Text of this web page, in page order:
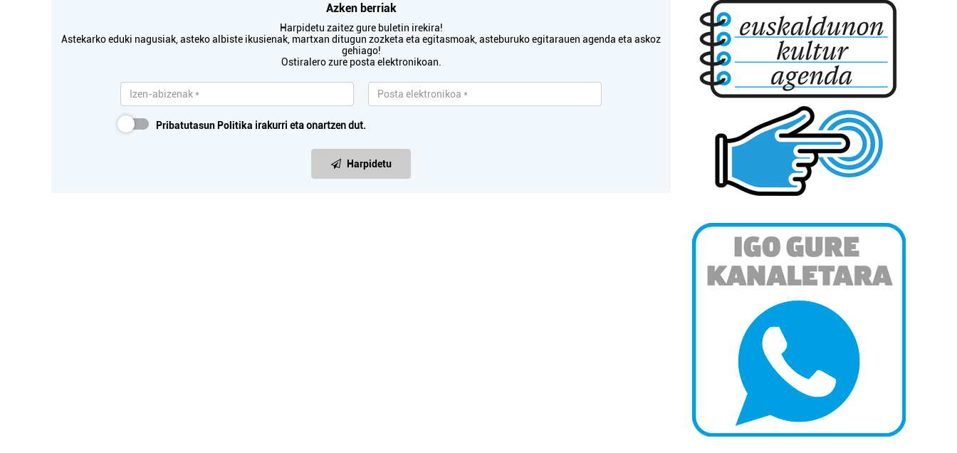
Azken berriak
Harpidetu zaitez gure buletin irekira!
Astekarko eduki nagusiak, asteko albiste ikusienak, martxan ditugun zozketa eta egitasmoak, asteburuko egitarauen agenda eta askoz
gehiago!
Ostiralero zure posta elektronikoan.
Pribatutasun Politika irakurri eta onartzen dut.
Harpidetu